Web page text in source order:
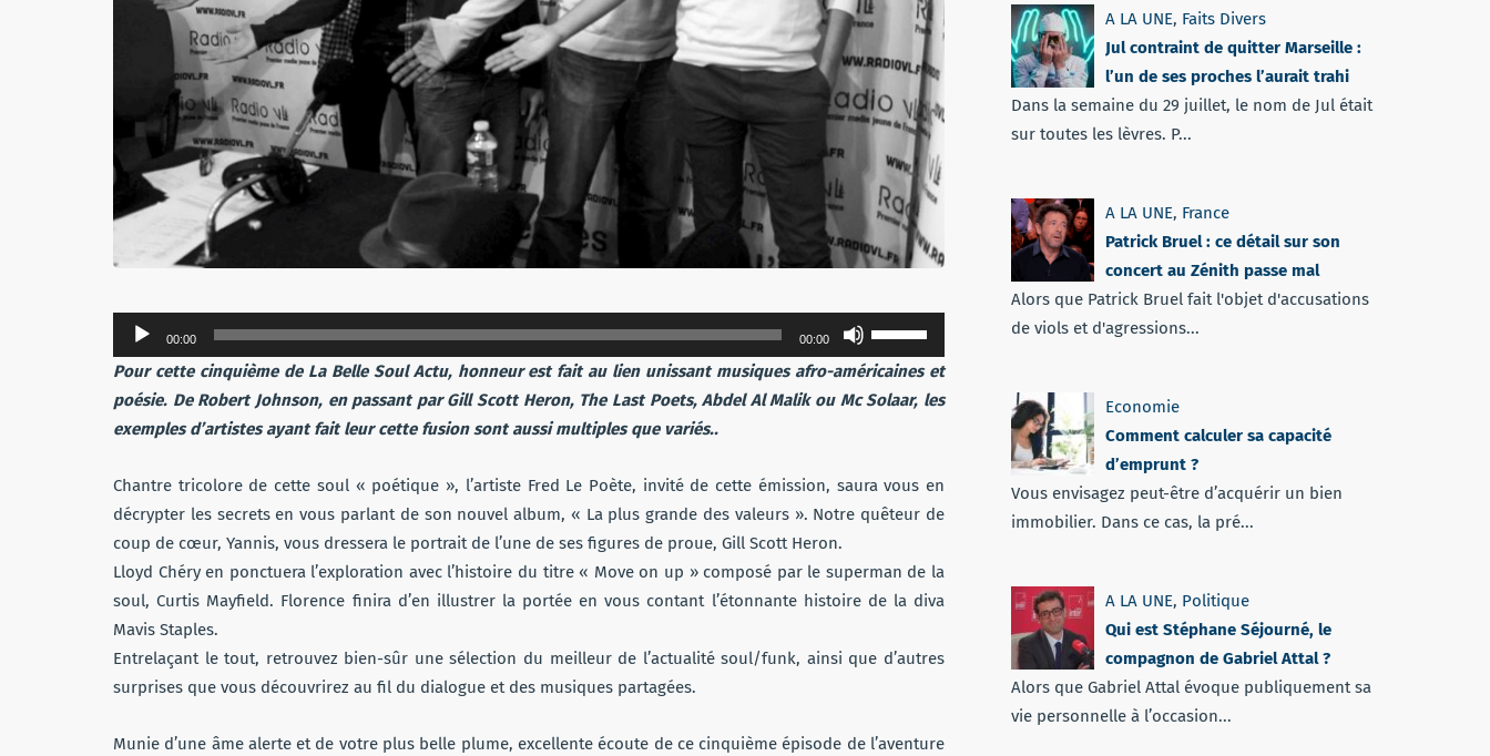
Lecteur
audio
00:00 00:00
les
flèches
haut/bas
Pour cette cinquième de La Belle Soul Actu, honneur est fait au lien unissant musiques afro-américaines et
poésie. De Robert Johnson, en passant par Gill Scott Heron, The Last Poets, Abdel Al Malik ou Mc Solaar, les
exemples d’artistes ayant fait leur cette fusion sont aussi multiples que variés..
Chantre tricolore de cette soul « poétique », l’artiste Fred Le Poète, invité de cette émission, saura vous en
décrypter les secrets en vous parlant de son nouvel album, « La plus grande des valeurs ». Notre quêteur de
coup de cœur, Yannis, vous dressera le portrait de l’une de ses figures de proue, Gill Scott Heron.
Lloyd Chéry en ponctuera l’exploration avec l’histoire du titre « Move on up » composé par le superman de la
soul, Curtis Mayfield. Florence finira d’en illustrer la portée en vous contant l’étonnante histoire de la diva
Mavis Staples.
Entrelaçant le tout, retrouvez bien-sûr une sélection du meilleur de l’actualité soul/funk, ainsi que d’autres
surprises que vous découvrirez au fil du dialogue et des musiques partagées.
Munie d’une âme alerte et de votre plus belle plume, excellente écoute de ce cinquième épisode de l’aventure
A LA UNE, Faits Divers
Jul contraint de quitter Marseille :
l’un de ses proches l’aurait trahi
Dans la semaine du 29 juillet, le nom de Jul était
sur toutes les lèvres. P...
A LA UNE, France
Patrick Bruel : ce détail sur son
concert au Zénith passe mal
Alors que Patrick Bruel fait l'objet d'accusations
de viols et d'agressions...
Economie
Comment calculer sa capacité
d’emprunt ?
Vous envisagez peut-être d’acquérir un bien
immobilier. Dans ce cas, la pré...
A LA UNE, Politique
Qui est Stéphane Séjourné, le
compagnon de Gabriel Attal ?
Alors que Gabriel Attal évoque publiquement sa
vie personnelle à l’occasion...